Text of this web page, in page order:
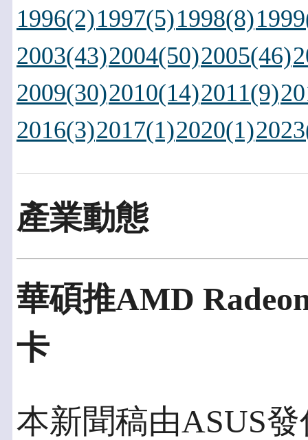
1996(2)1997(5)1998(8)
2003(43)2004(50)2005(46)
2009(30)2010(14)2011(9)
2016(3)2017(1)2020(1)
產業動態
華碩推AMD
卡
本新聞稿由ASUS